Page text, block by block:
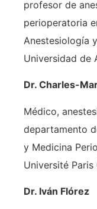
profesor de
perioperatoria
Anestesiología
Universidad de
Dr. Charles-
Médico,
departamento
y Medicina
Université Paris
Dr. Iván Flórez